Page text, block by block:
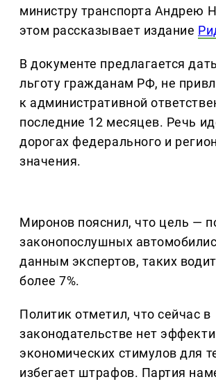
министру транспорта Андрею
этом рассказывает издание
В документе предлагается
льготу гражданам РФ, не
к административной
последние 12 месяцев. Речь
дорогах федерального и
значения.
Миронов пояснил, что цель —
законопослушных
данным экспертов, таких
более 7%.
Политик отметил, что сейчас в
законодательстве нет
экономических стимулов для
избегает штрафов. Партия